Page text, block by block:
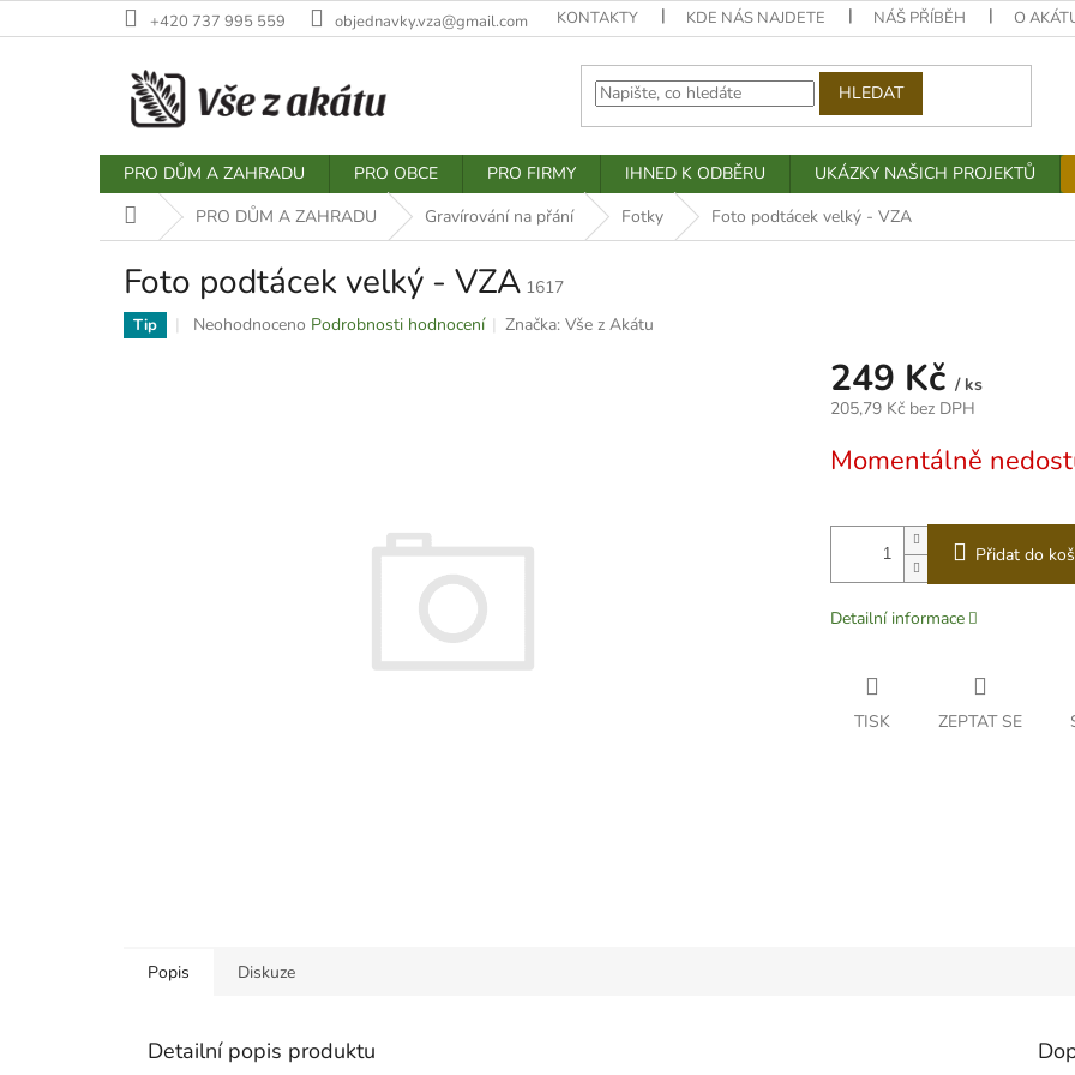
na
+420 737 995 559 objednavky.vza@gmail.com KONTAKTY KDE NÁS NAJDETE NÁŠ PŘÍBĚH O
HLEDAT
PRO DŮM A ZAHRADU PRO OBCE PRO FIRMY IHNED K ODBĚRU UKÁZKY NAŠICH PROJEKTŮ
Domů PRO DŮM A ZAHRADU Gravírování na přání Fotky Foto podtácek velký - VZA
Foto podtácek velký - VZA 1617
Tip
Průměrné
Neohodnoceno Podrobnosti hodnocení Značka:Vše z Akátu
249 Kč / ks
205,79 Kč bez DPH
cena:
Momentálně
Přidat do
Detailní informace
TISK ZEPTAT SE
Popis Diskuze
Detailní popis produktu